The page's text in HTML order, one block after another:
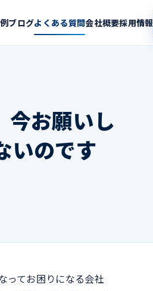
ブログよくある質問会社概要採用情報
今お願いし
いのです
ってお困りになる会社